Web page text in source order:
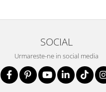
SOCIAL
Urmareste-ne in social media